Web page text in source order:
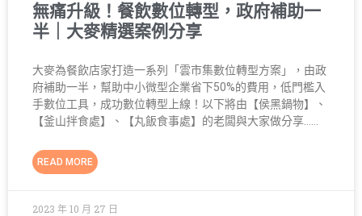
無痛升級！餐飲數位轉型，政府補助一
半｜大麥精選案例分享
大麥為餐飲店家打造一系列「雲市集數位轉型方案」，由政
府補助一半，幫助中小微型企業省下50%的費用，低門檻入
手數位工具，成功數位轉型上線！以下將由【侯黑鍋物】、
【釜山拌食處】、【丸飯食事處】的老闆與大家做分享……
READ MORE
2023 年 10 月 27 日